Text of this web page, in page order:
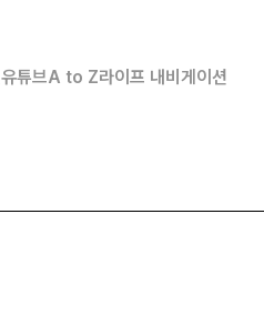
유튜브A to Z라이프 내비게이션